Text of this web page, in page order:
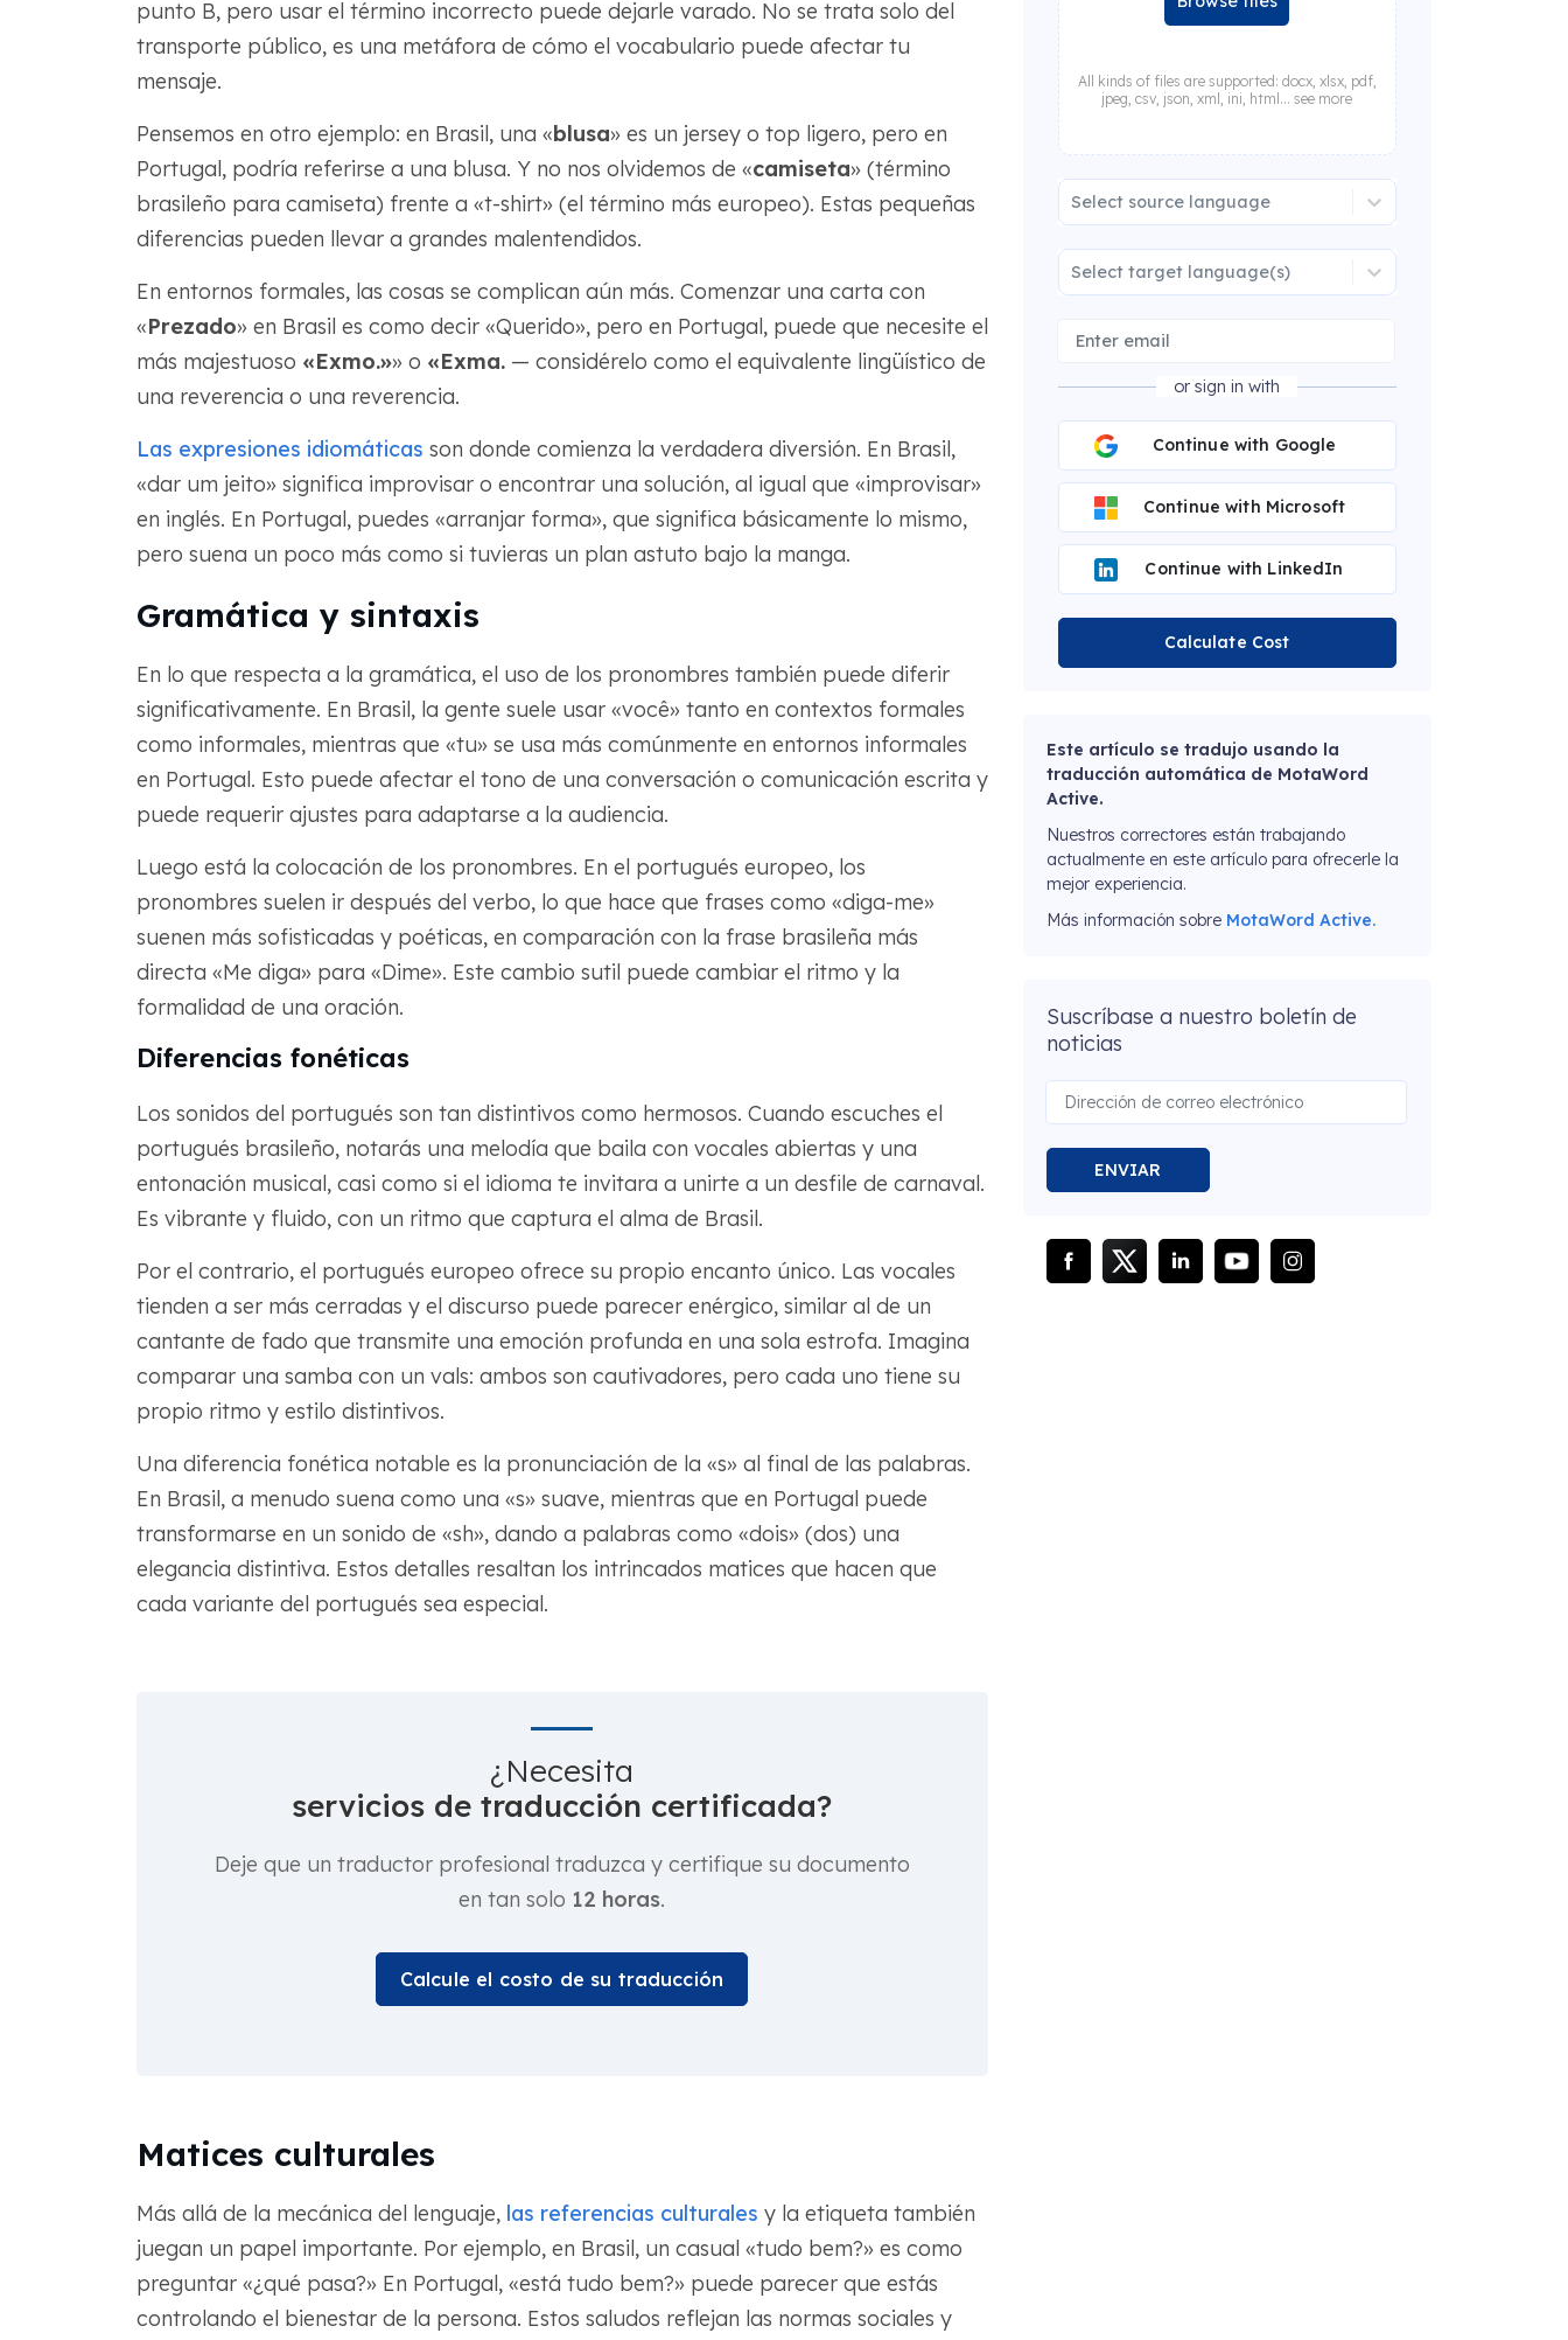
punto B, pero usar el término incorrecto puede dejarle varado. No se trata solo del
transporte público, es una metáfora de cómo el vocabulario puede afectar tu
mensaje.
Pensemos en otro ejemplo: en Brasil, una «blusa» es un jersey o top ligero, pero en
Portugal, podría referirse a una blusa. Y no nos olvidemos de «camiseta» (término
brasileño para camiseta) frente a «t-shirt» (el término más europeo). Estas pequeñas
diferencias pueden llevar a grandes malentendidos.
En entornos formales, las cosas se complican aún más. Comenzar una carta con
«Prezado» en Brasil es como decir «Querido», pero en Portugal, puede que necesite el
más majestuoso «Exmo.»» o «Exma.— considérelo como el equivalente lingüístico de
una reverencia o una reverencia.
Las expresiones idiomáticas son donde comienza la verdadera diversión. En Brasil,
«dar um jeito» significa improvisar o encontrar una solución, al igual que «improvisar»
en inglés. En Portugal, puedes «arranjar forma», que significa básicamente lo mismo,
pero suena un poco más como si tuvieras un plan astuto bajo la manga.
Gramática y sintaxis
En lo que respecta a la gramática, el uso de los pronombres también puede diferir
significativamente. En Brasil, la gente suele usar «você» tanto en contextos formales
como informales, mientras que «tu» se usa más comúnmente en entornos informales
en Portugal. Esto puede afectar el tono de una conversación o comunicación escrita y
puede requerir ajustes para adaptarse a la audiencia.
Luego está la colocación de los pronombres. En el portugués europeo, los
pronombres suelen ir después del verbo, lo que hace que frases como «diga-me»
suenen más sofisticadas y poéticas, en comparación con la frase brasileña más
directa «Me diga» para «Dime». Este cambio sutil puede cambiar el ritmo y la
formalidad de una oración.
Diferencias fonéticas
Los sonidos del portugués son tan distintivos como hermosos. Cuando escuches el
portugués brasileño, notarás una melodía que baila con vocales abiertas y una
entonación musical, casi como si el idioma te invitara a unirte a un desfile de carnaval.
Es vibrante y fluido, con un ritmo que captura el alma de Brasil.
Por el contrario, el portugués europeo ofrece su propio encanto único. Las vocales
tienden a ser más cerradas y el discurso puede parecer enérgico, similar al de un
cantante de fado que transmite una emoción profunda en una sola estrofa. Imagina
comparar una samba con un vals: ambos son cautivadores, pero cada uno tiene su
propio ritmo y estilo distintivos.
Una diferencia fonética notable es la pronunciación de la «s» al final de las palabras.
En Brasil, a menudo suena como una «s» suave, mientras que en Portugal puede
transformarse en un sonido de «sh», dando a palabras como «dois» (dos) una
elegancia distintiva. Estos detalles resaltan los intrincados matices que hacen que
cada variante del portugués sea especial.
¿Necesita
servicios de traducción certificada?
Deje que un traductor profesional traduzca y certifique su documento
en tan solo 12 horas.
Calcule el costo de su traducción
Matices culturales
Más allá de la mecánica del lenguaje, las referencias culturales y la etiqueta también
juegan un papel importante. Por ejemplo, en Brasil, un casual «tudo bem?» es como
preguntar «¿qué pasa?» En Portugal, «está tudo bem?» puede parecer que estás
controlando el bienestar de la persona. Estos saludos reflejan las normas sociales y
All kinds of files are supported: docx, xlsx, pdf,
jpeg, csv, json, xml, ini, html... see more
Select source language
Select target language(s)
or sign in with
Continue with Google
Continue with Microsoft
Continue with LinkedIn
Calculate Cost
Este artículo se tradujo usando la
traducción automática de MotaWord
Active.
Nuestros correctores están trabajando
actualmente en este artículo para ofrecerle la
mejor experiencia.
Más información sobre MotaWord Active.
Suscríbase a nuestro boletín de
noticias
ENVIAR